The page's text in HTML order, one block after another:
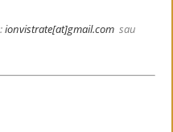
ionvistrate[at]gmail.com sau